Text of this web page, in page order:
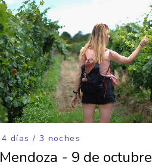
4 días / 3 noches
Mendoza - 9 de octubre